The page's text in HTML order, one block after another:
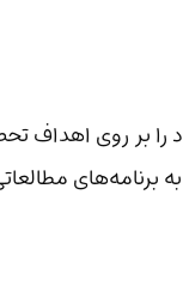
بر روی اهداف
برنامه‌های